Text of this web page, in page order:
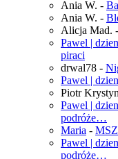
Ania W. -
Ania W. -
Alicja Mad. -
Pawel |
piraci
drwal78 -
Pawel |
Piotr
Pawel |
podróże…
Maria -
Pawel |
podróże…